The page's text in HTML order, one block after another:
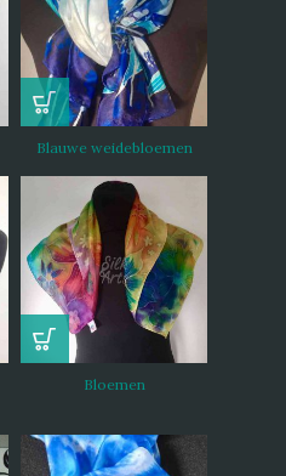
Blauwe weidebloemen
Bloemen